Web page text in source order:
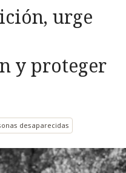
urge
y proteger
desaparecidas